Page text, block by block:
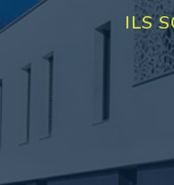
ILS